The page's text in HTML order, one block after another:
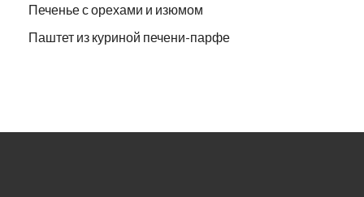
Печенье с орехами и изюмом
Паштет из куриной печени-парфе